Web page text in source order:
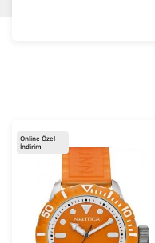
Online Özel
İndirim